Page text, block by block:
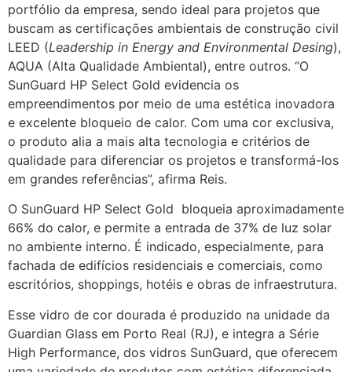
portfólio da empresa, sendo ideal para projetos que
buscam as certificações ambientais de construção civil
LEED (Leadership in Energy and Environmental Desing),
AQUA (Alta Qualidade Ambiental), entre outros. “O
SunGuard HP Select Gold evidencia os
empreendimentos por meio de uma estética inovadora
e excelente bloqueio de calor. Com uma cor exclusiva,
o produto alia a mais alta tecnologia e critérios de
qualidade para diferenciar os projetos e transformá-los
em grandes referências”, afirma Reis.
O SunGuard HP Select Gold bloqueia aproximadamente
66% do calor, e permite a entrada de 37% de luz solar
no ambiente interno. É indicado, especialmente, para
fachada de edifícios residenciais e comerciais, como
escritórios, shoppings, hotéis e obras de infraestrutura.
Esse vidro de cor dourada é produzido na unidade da
Guardian Glass em Porto Real (RJ), e integra a Série
High Performance, dos vidros SunGuard, que oferecem